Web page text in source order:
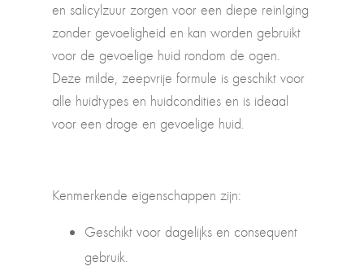
en salicylzuur zorgen voor een diepe reinIging
zonder gevoeligheid en kan worden gebruikt
voor de gevoelige huid rondom de ogen.
Deze milde, zeepvrije formule is geschikt voor
alle huidtypes en huidcondities en is ideaal
voor een droge en gevoelige huid.
Kenmerkende eigenschappen zijn:
Geschikt voor dagelijks en consequent
gebruik.